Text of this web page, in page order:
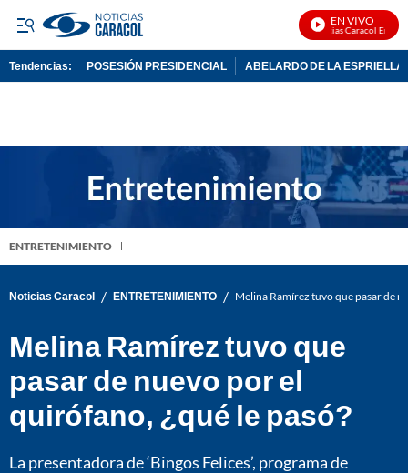
EN VIVO
Noticias Caracol En Vivo
Tendencias: POSESIÓN PRESIDENCIAL ABELARDO DE LA ESPRIELLA
ENTRETENIMIENTO
Noticias Caracol / ENTRETENIMIENTO / Melina Ramírez tuvo que pasar de
Melina Ramírez tuvo que
pasar de nuevo por el
quirófano, ¿qué le pasó?
La presentadora de ‘Bingos Felices’, programa de